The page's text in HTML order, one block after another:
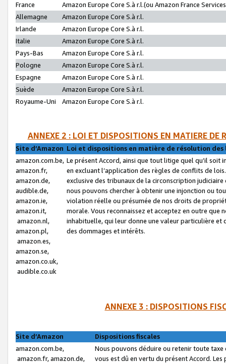
France
Amazon Europe Core S.à r.l.(ou Amazon France
Allemagne
Amazon Europe Core S.à r.l.
Irlande
Amazon Europe Core S.à r.l.
Italie
Amazon Europe Core S.à r.l.
Pays-Bas
Amazon Europe Core S.à r.l.
Pologne
Amazon Europe Core S.à r.l.
Espagne
Amazon Europe Core S.à r.l.
Suède
Amazon Europe Core S.à r.l.
Royaume-Uni
Amazon Europe Core S.à r.l.
ANNEXE 2 : LOI ET DISPOSITIONS EN MATIERE DE
Site d’Amazon Loi et dispositions en matière de résolution
amazon.com.be,
amazon.fr,
amazon.de,
audible.de,
amazon.ie,
amazon.it,
amazon.nl,
amazon.pl,
amazon.es,
amazon.se,
amazon.co.uk,
audible.co.uk
Le présent Accord, ainsi que tout litige quel qu’il soit
en excluant l’application des règles de conflits de
exclusive des tribunaux de la circonscription
nous pouvons chercher à obtenir une injonction ou
violation réelle ou présumée de nos droits de
morale. Vous reconnaissez et acceptez en outre que
inhabituelle, qui leur donne une valeur particulière
des dommages et intérêts.
ANNEXE 3 : DISPOSITIONS
Site d’Amazon
Dispositions fiscales
amazon.com.be,
amazon.fr, amazon.de,
Nous pouvons déduire ou retenir toute
vous est dû en vertu du présent Accord.